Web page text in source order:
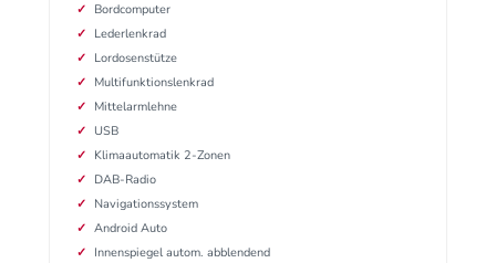
Bordcomputer
Lederlenkrad
Lordosenstütze
Multifunktionslenkrad
Mittelarmlehne
USB
Klimaautomatik 2-Zonen
DAB-Radio
Navigationssystem
Android Auto
Innenspiegel autom. abblendend